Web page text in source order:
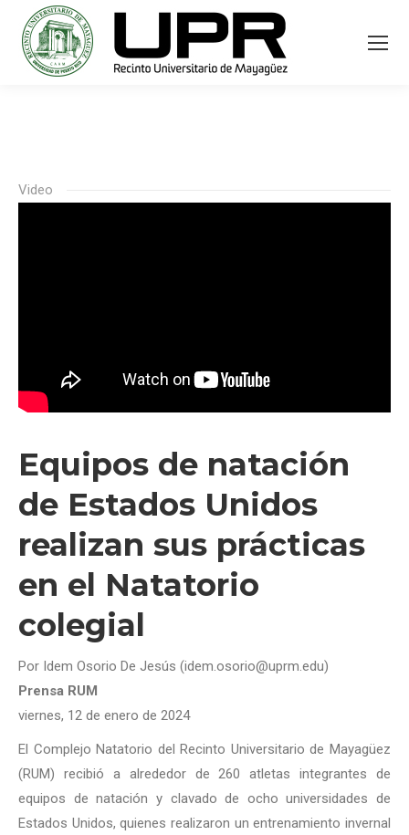
Video
Equipos de natación
de Estados Unidos
realizan sus prácticas
en el Natatorio
colegial
Por Idem Osorio De Jesús (idem.osorio@uprm.edu)
Prensa RUM
viernes, 12 de enero de 2024
El Complejo Natatorio del Recinto Universitario de Mayagüez
(RUM) recibió a alrededor de 260 atletas integrantes de
equipos de natación y clavado de ocho universidades de
Estados Unidos, quienes realizaron un entrenamiento invernal